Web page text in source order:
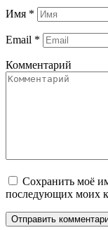
Имя *
Email *
Комментарий
Сохранить моё
последующих моих